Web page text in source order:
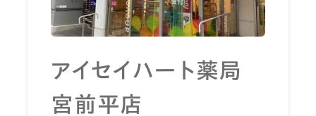
アイセイハート薬局
宮前平店